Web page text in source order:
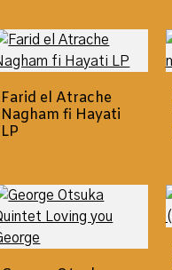
Farid el Atrache
Nagham fi Hayati
LP